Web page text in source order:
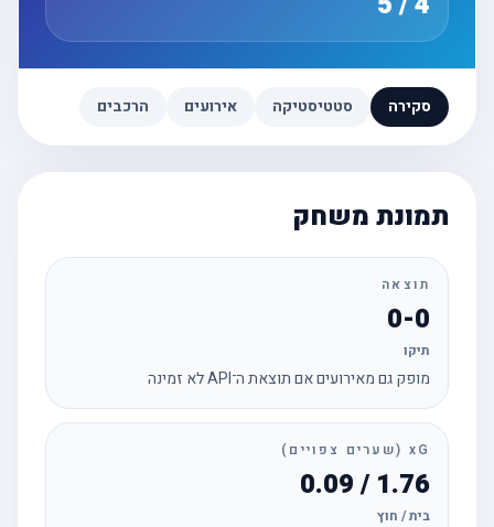
סקירה סטטיסטיקה אירועים הרכבים
תמונת משחק
תוצאה
0-0
תיקו
מופק גם מאירועים אם תוצאת ה־API לא זמינה
xG (שערים צפויים)
1.76 / 0.09
בית / חוץ